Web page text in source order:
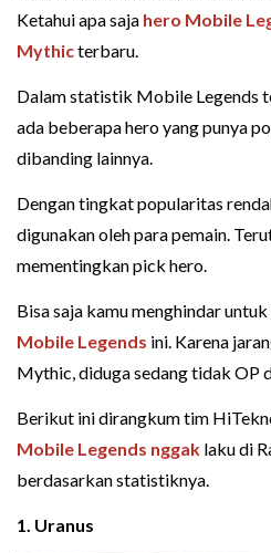
Ketahui apa saja hero Mobile
Mythicterbaru.
Dalam statistik Mobile Legends
ada beberapa hero yang punya
dibanding lainnya.
Dengan tingkat popularitas
digunakan oleh para pemain.
mementingkan pick hero.
Bisa saja kamu menghindar
Mobile Legends ini. Karena
Mythic, diduga sedang tidak OP
Berikut ini dirangkum tim
Mobile Legends nggak laku di
berdasarkan statistiknya.
1. Uranus